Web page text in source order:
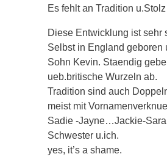
Es fehlt an Tradition
Diese Entwicklung ist sehr
Selbst in England geboren
Sohn Kevin. Staendig
ueb.britische Wurzeln ab.
Tradition sind auch
meist mit
Sadie -Jayne…Jackie-
Schwester u.ich.
yes, it’s a shame.